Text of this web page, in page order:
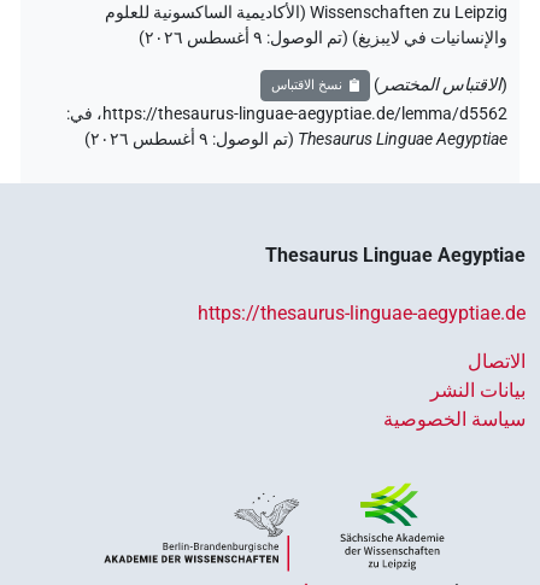
Wissenschaften zu Leipzig (الأكاديمية الساكسونية للعلوم
والإنسانيات في لايبزيغ) (تم الوصول: ٩ أغسطس ٢٠٢٦ )
(الاقتباس المختصر ) نسخ الاقتباس
https://thesaurus-linguae-aegyptiae.de/lemma/d5562، في:
Thesaurus Linguae Aegyptiae
(تم الوصول: ٩ أغسطس ٢٠٢٦ )
Thesaurus Linguae Aegyptiae
https://thesaurus-linguae-aegyptiae.de
الاتصال
بيانات النشر
سياسة الخصوصية